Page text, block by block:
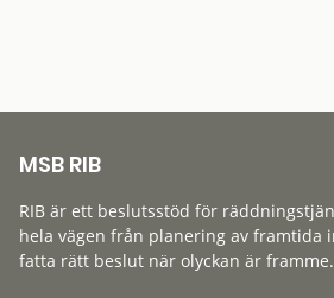
MSB RIB
RIB är ett beslutsstöd för
hela vägen från planering av framtida
fatta rätt beslut när olyckan är framme.